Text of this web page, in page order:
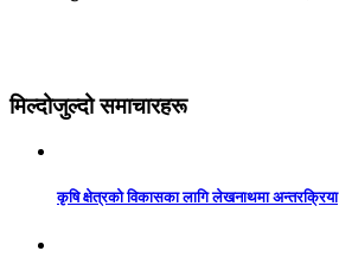
मिल्दोजुल्दो समाचारहरू
कृषि क्षेत्रको विकासका लागि लेखनाथमा अन्तरक्रिया